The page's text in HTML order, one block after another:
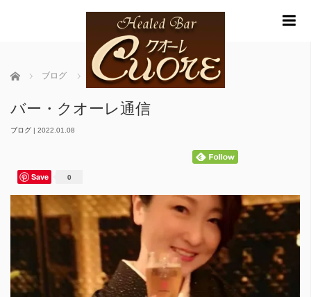
ホーム ブログ バー・クオーレ通信
バー・クオーレ通信
ブログ | 2022.01.08
0
Save